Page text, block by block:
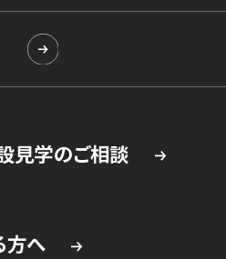
見学のご相談
方へ